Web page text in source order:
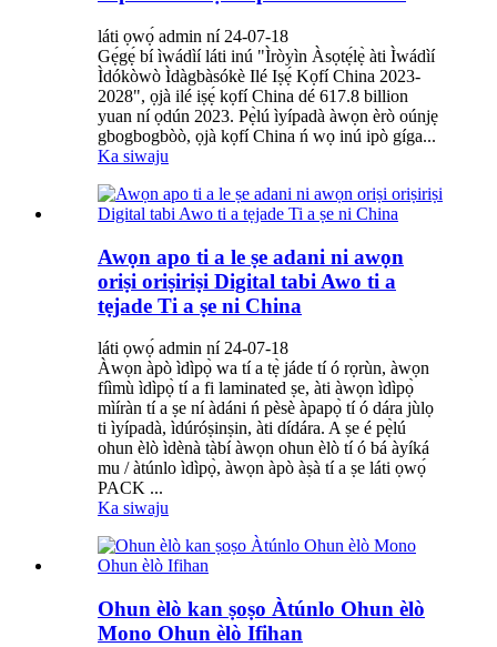
láti ọwọ́ admin ní 24-07-18
Gẹ́gẹ́ bí ìwádìí láti inú "Ìròyìn Àsọtẹ́lẹ̀ àti Ìwádìí
Ìdókòwò Ìdàgbàsókè Ilé Iṣẹ́ Kọfí China 2023-
2028", ọjà ilé iṣẹ́ kọfí China dé 617.8 billion
yuan ní ọdún 2023. Pẹ̀lú ìyípadà àwọn èrò oúnjẹ
gbogbogbòò, ọjà kọfí China ń wọ inú ipò gíga...
Ka siwaju
Awọn apo ti a le ṣe adani ni awọn
oriṣi oriṣiriṣi Digital tabi Awo ti a
tẹjade Ti a ṣe ni China
láti ọwọ́ admin ní 24-07-18
Àwọn àpò ìdìpọ̀ wa tí a tẹ̀ jáde tí ó rọrùn, àwọn
fíìmù ìdìpọ̀ tí a fi laminated ṣe, àti àwọn ìdìpọ̀
mìíràn tí a ṣe ní àdáni ń pèsè àpapọ̀ tí ó dára jùlọ
ti ìyípadà, ìdúróṣinṣin, àti dídára. A ṣe é pẹ̀lú
ohun èlò ìdènà tàbí àwọn ohun èlò tí ó bá àyíká
mu / àtúnlo ìdìpọ̀, àwọn àpò àṣà tí a ṣe láti ọwọ́
PACK ...
Ka siwaju
Ohun èlò kan ṣoṣo Àtúnlo Ohun èlò
Mono Ohun èlò Ifihan